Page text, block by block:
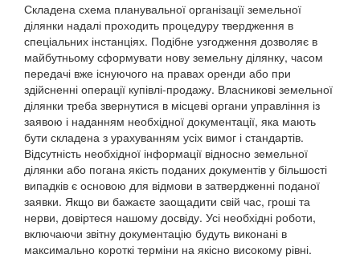
Складена схема планувальної організації земельної
ділянки надалі проходить процедуру твердження в
спеціальних інстанціях. Подібне узгодження дозволяє в
майбутньому сформувати нову земельну ділянку, часом
передачі вже існуючого на правах оренди або при
здійсненні операції купівлі-продажу. Власникові земельної
ділянки треба звернутися в місцеві органи управління із
заявою і наданням необхідної документації, яка мають
бути складена з урахуванням усіх вимог і стандартів.
Відсутність необхідної інформації відносно земельної
ділянки або погана якість поданих документів у більшості
випадків є основою для відмови в затвердженні поданої
заявки. Якщо ви бажаєте заощадити свій час, гроші та
нерви, довіртеся нашому досвіду. Усі необхідні роботи,
включаючи звітну документацію будуть виконані в
максимально короткі терміни на якісно високому рівні.